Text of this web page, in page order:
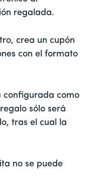
regalada.
crea un cupón
con el formato
configurada como
sólo será
tras el cual la
no se puede